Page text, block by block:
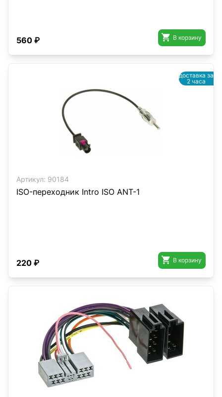
560 ₽  В корзину
Артикул: 90184
ISO-переходник Intro ISO ANT-1
220 ₽  В корзину
доставка за
2 часа